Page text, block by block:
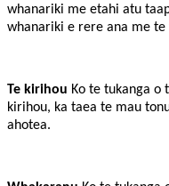
whanariki me etahi atu
whanariki e rere ana me te
Te kirihou Ko te tukanga
kirihou, ka taea te mau
ahotea.